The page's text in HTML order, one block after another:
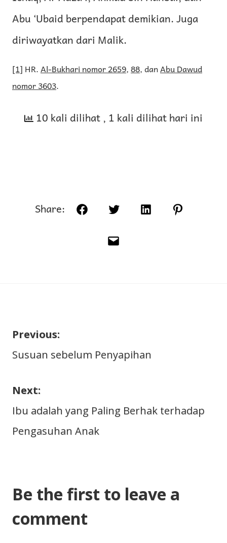
Abu ‘Ubaid berpendapat demikian. Juga
diriwayatkan dari Malik.
[1] HR.Al-Bukhari nomor 2659,88, danAbu Dawud
nomor 3603.
10 kali dilihat, 1 kali dilihat hari ini
Share: FacebookTwitterLinkedInPinterest
Email
Navigasi
pos
Previous:
Susuan sebelum Penyapihan
Next:
Ibu adalah yang Paling Berhak terhadap
Pengasuhan Anak
Be the first to leave a
comment